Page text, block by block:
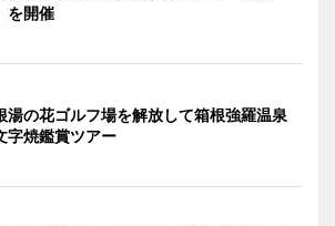
を開催
湯の花ゴルフ場を解放して箱根強羅温泉
字焼鑑賞ツアー